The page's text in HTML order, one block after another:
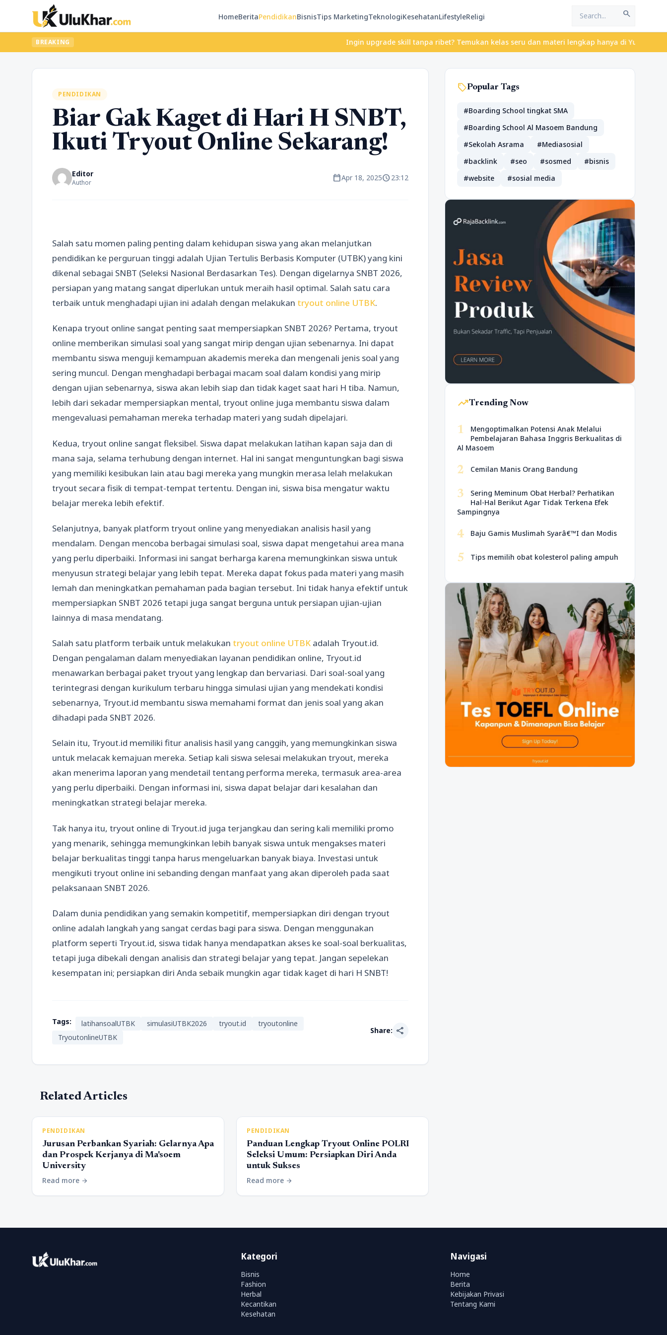
HomeBeritaPendidikanBisnisTips MarketingTeknologiKesehatanLifestyleReligi search
BREAKING Ingin upgrade skill tanpa ribet? Temukan kelas seru dan materi lengkap hanya di YukBelajar.com.
PENDIDIKAN
Biar Gak Kaget di Hari H SNBT,
Ikuti Tryout Online Sekarang!
Editor
Author calendar_todayApr 18, 2025schedule23:12
Salah satu momen paling penting dalam kehidupan siswa yang akan melanjutkan
pendidikan ke perguruan tinggi adalah Ujian Tertulis Berbasis Komputer (UTBK) yang kini
dikenal sebagai SNBT (Seleksi Nasional Berdasarkan Tes). Dengan digelarnya SNBT 2026,
persiapan yang matang sangat diperlukan untuk meraih hasil optimal. Salah satu cara
terbaik untuk menghadapi ujian ini adalah dengan melakukan tryout online UTBK.
Kenapa tryout online sangat penting saat mempersiapkan SNBT 2026? Pertama, tryout
online memberikan simulasi soal yang sangat mirip dengan ujian sebenarnya. Ini dapat
membantu siswa menguji kemampuan akademis mereka dan mengenali jenis soal yang
sering muncul. Dengan menghadapi berbagai macam soal dalam kondisi yang mirip
dengan ujian sebenarnya, siswa akan lebih siap dan tidak kaget saat hari H tiba. Namun,
lebih dari sekadar mempersiapkan mental, tryout online juga membantu siswa dalam
mengevaluasi pemahaman mereka terhadap materi yang sudah dipelajari.
Kedua, tryout online sangat fleksibel. Siswa dapat melakukan latihan kapan saja dan di
mana saja, selama terhubung dengan internet. Hal ini sangat menguntungkan bagi siswa
yang memiliki kesibukan lain atau bagi mereka yang mungkin merasa lelah melakukan
tryout secara fisik di tempat-tempat tertentu. Dengan ini, siswa bisa mengatur waktu
belajar mereka lebih efektif.
Selanjutnya, banyak platform tryout online yang menyediakan analisis hasil yang
mendalam. Dengan mencoba berbagai simulasi soal, siswa dapat mengetahui area mana
yang perlu diperbaiki. Informasi ini sangat berharga karena memungkinkan siswa untuk
menyusun strategi belajar yang lebih tepat. Mereka dapat fokus pada materi yang masih
lemah dan meningkatkan pemahaman pada bagian tersebut. Ini tidak hanya efektif untuk
mempersiapkan SNBT 2026 tetapi juga sangat berguna untuk persiapan ujian-ujian
lainnya di masa mendatang.
Salah satu platform terbaik untuk melakukan tryout online UTBK adalah Tryout.id.
Dengan pengalaman dalam menyediakan layanan pendidikan online, Tryout.id
menawarkan berbagai paket tryout yang lengkap dan bervariasi. Dari soal-soal yang
terintegrasi dengan kurikulum terbaru hingga simulasi ujian yang mendekati kondisi
sebenarnya, Tryout.id membantu siswa memahami format dan jenis soal yang akan
dihadapi pada SNBT 2026.
Selain itu, Tryout.id memiliki fitur analisis hasil yang canggih, yang memungkinkan siswa
untuk melacak kemajuan mereka. Setiap kali siswa selesai melakukan tryout, mereka
akan menerima laporan yang mendetail tentang performa mereka, termasuk area-area
yang perlu diperbaiki. Dengan informasi ini, siswa dapat belajar dari kesalahan dan
meningkatkan strategi belajar mereka.
Tak hanya itu, tryout online di Tryout.id juga terjangkau dan sering kali memiliki promo
yang menarik, sehingga memungkinkan lebih banyak siswa untuk mengakses materi
belajar berkualitas tinggi tanpa harus mengeluarkan banyak biaya. Investasi untuk
mengikuti tryout online ini sebanding dengan manfaat yang akan diperoleh pada saat
pelaksanaan SNBT 2026.
Dalam dunia pendidikan yang semakin kompetitif, mempersiapkan diri dengan tryout
online adalah langkah yang sangat cerdas bagi para siswa. Dengan menggunakan
platform seperti Tryout.id, siswa tidak hanya mendapatkan akses ke soal-soal berkualitas,
tetapi juga dibekali dengan analisis dan strategi belajar yang tepat. Jangan sepelekan
kesempatan ini; persiapkan diri Anda sebaik mungkin agar tidak kaget di hari H SNBT!
Tags: latihansoalUTBK simulasiUTBK2026 tryout.id
tryoutonline
TryoutonlineUTBK
Share: share
Related Articles
PENDIDIKAN
Jurusan Perbankan Syariah: Gelarnya Apa
dan Prospek Kerjanya di Ma'soem
University
Read more arrow_forward
PENDIDIKAN
Panduan Lengkap Tryout Online POLRI
Seleksi Umum: Persiapkan Diri Anda
untuk Sukses
Read more arrow_forward
sellPopular Tags
#Boarding School tingkat SMA
#Boarding School Al Masoem Bandung
#Sekolah Asrama
#Mediasosial
#backlink
#seo #sosmed
#bisnis
#website
#sosial media
trending_upTrending Now
1
Mengoptimalkan Potensi Anak Melalui
Pembelajaran Bahasa Inggris Berkualitas di
Al Masoem
2 Cemilan Manis Orang Bandung
3
Sering Meminum Obat Herbal? Perhatikan
Hal-Hal Berikut Agar Tidak Terkena Efek
Sampingnya
4 Baju Gamis Muslimah Syarâ€™I dan Modis
5 Tips memilih obat kolesterol paling ampuh
Kategori
Bisnis
Fashion
Herbal
Kecantikan
Kesehatan
Navigasi
Home
Berita
Kebijakan Privasi
Tentang Kami